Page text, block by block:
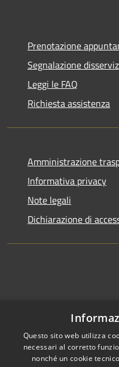
Prenotazione
Segnalazione
Leggi le FAQ
Richiesta assistenza
Amministrazione
Informativa privacy
Note legali
Dichiarazione di
Questo sito web utilizza
necessari al corretto
nonché un cookie